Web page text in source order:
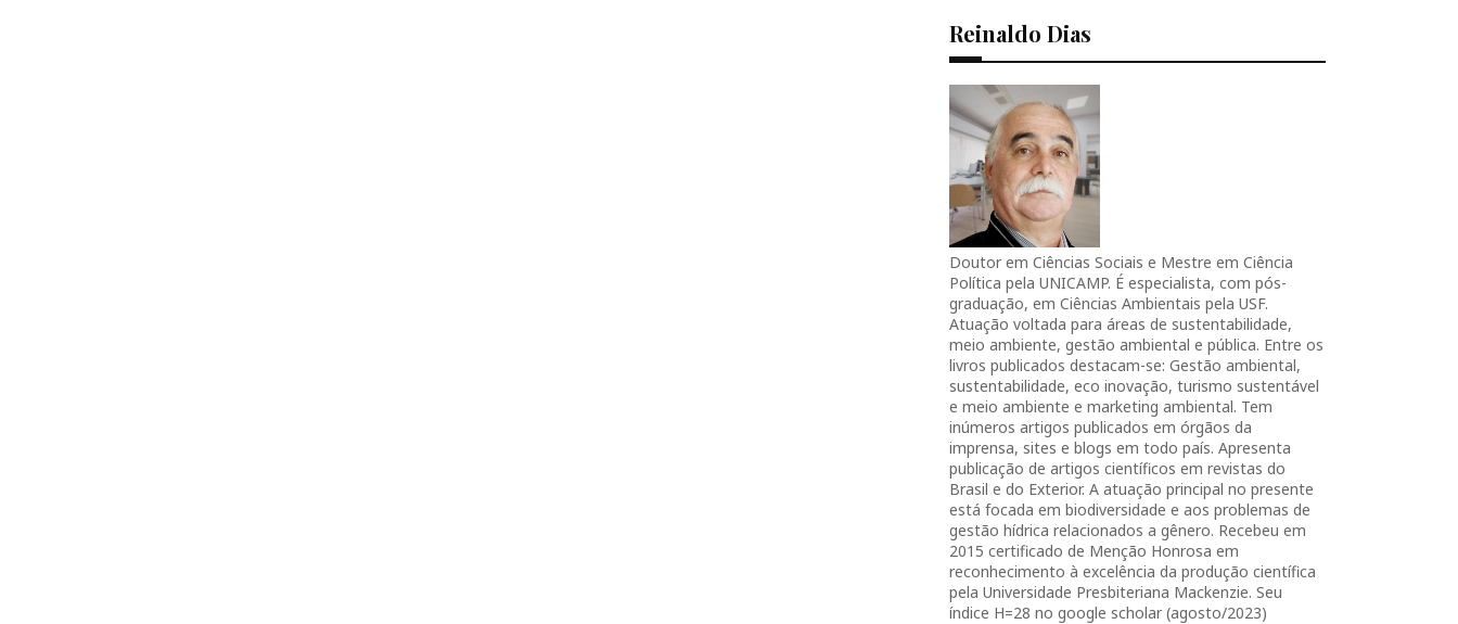
Reinaldo Dias
Doutor em Ciências Sociais e Mestre em Ciência
Política pela UNICAMP. É especialista, com pós-
graduação, em Ciências Ambientais pela USF.
Atuação voltada para áreas de sustentabilidade,
meio ambiente, gestão ambiental e pública. Entre os
livros publicados destacam-se: Gestão ambiental,
sustentabilidade, eco inovação, turismo sustentável
e meio ambiente e marketing ambiental. Tem
inúmeros artigos publicados em órgãos da
imprensa, sites e blogs em todo país. Apresenta
publicação de artigos científicos em revistas do
Brasil e do Exterior. A atuação principal no presente
está focada em biodiversidade e aos problemas de
gestão hídrica relacionados a gênero. Recebeu em
2015 certificado de Menção Honrosa em
reconhecimento à excelência da produção científica
pela Universidade Presbiteriana Mackenzie. Seu
índice H=28 no google scholar (agosto/2023)